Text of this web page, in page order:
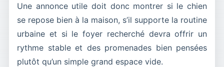
Une annonce utile doit donc montrer si le chien
se repose bien à la maison, s’il supporte la routine
urbaine et si le foyer recherché devra offrir un
rythme stable et des promenades bien pensées
plutôt qu’un simple grand espace vide.